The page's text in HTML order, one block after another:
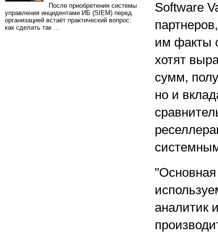
После приобретения системы
управления инцидентами ИБ (SIEM) перед
организацией встаёт практический вопрос:
как сделать так …
Software
им факты
хотят
сумм,
но и
аналитик